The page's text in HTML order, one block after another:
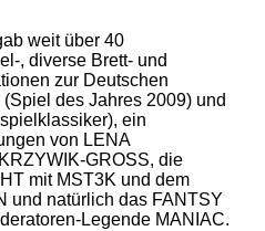
weit über 40
, diverse Brett- und
zur Deutschen
des Jahres 2009) und
ein
von LENA
GROSS, die
mit MST3K und dem
und natürlich das FANTSY
Legende MANIAC.